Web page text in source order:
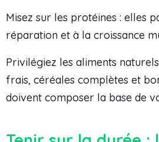
Misez sur les protéines : elles
réparation et à la croissance
Privilégiez les aliments
frais, céréales complètes et
doivent composer la base de